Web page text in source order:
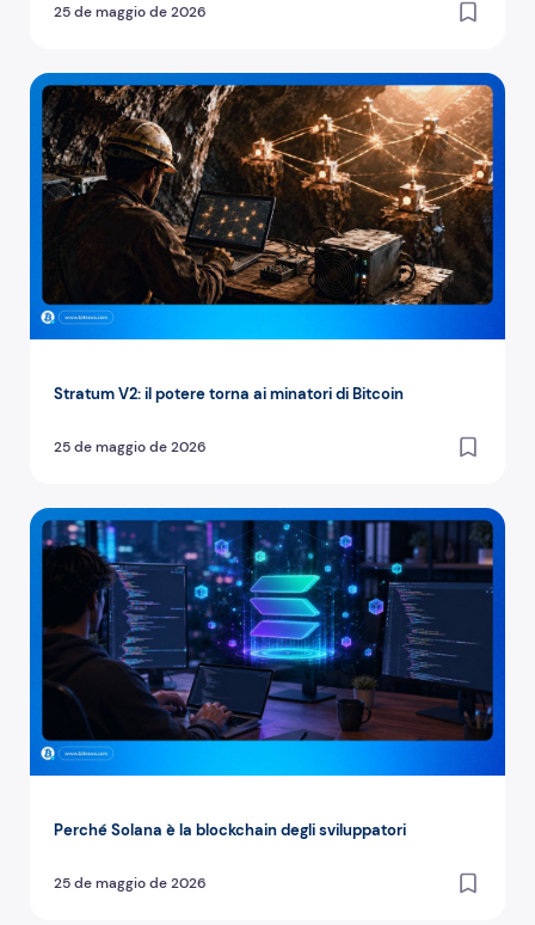
25 de maggio de 2026
Stratum V2: il potere torna ai minatori di Bitcoin
25 de maggio de 2026
Stratum V2: il potere torna ai minatori di Bitcoin
Perché Solana è la blockchain degli sviluppatori
25 de maggio de 2026
Perché Solana è la blockchain degli sviluppatori